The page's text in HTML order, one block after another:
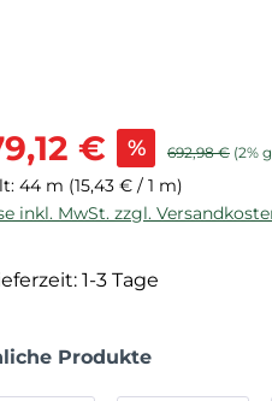
€ % Regulärer
692,98 € (2%
44 m (15,43 € / 1 m)
inkl. MwSt. zzgl.
1-3 Tage
Produkte